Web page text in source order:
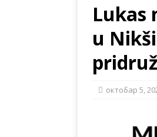
Lukas
u
октобар 5,